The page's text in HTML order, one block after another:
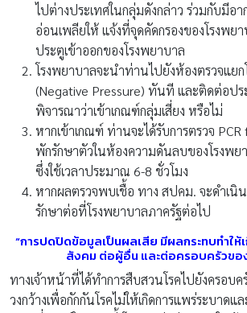
ไปต่างประเทศในกลุ่มดังกล่าว ร่วมกับมีอา
อ่อนเพลียให้ แจ้งที่จุดคัดกรองของโรงพย
ประตูเข้าออกของโรงพยาบาล
โรงพยาบาลจะนำท่านไปยังห้องตรวจแยก
(Negative Pressure) ทันที และติดต่อป
พิจารณาว่าเข้าเกณฑ์กลุ่มเสี่ยง หรือไม่
หากเข้าเกณฑ์ ท่านจะได้รับการตรวจ PCR
พักรักษาตัวในห้องความดันลบของโรงพย
ซึ่งใช้เวลาประมาณ 6-8 ชั่วโมง
หากผลตรวจพบเชื้อ ทาง สปคม. จะดำเนิ
รักษาต่อที่โรงพยาบาลภาครัฐต่อไป
“การปดปิดข้อมูลเป็นผลเสีย มีผลกระทบทำให้
สังคม ต่อผู้อื่น และต่อครอบครัวขอ
ทางเจ้าหน้าที่ได้ทำการสืบสวนโรคไปยังครอบค
วงกว้างเพื่อกักกันโรคไม่ให้เกิดการแพร่ระบาดแ